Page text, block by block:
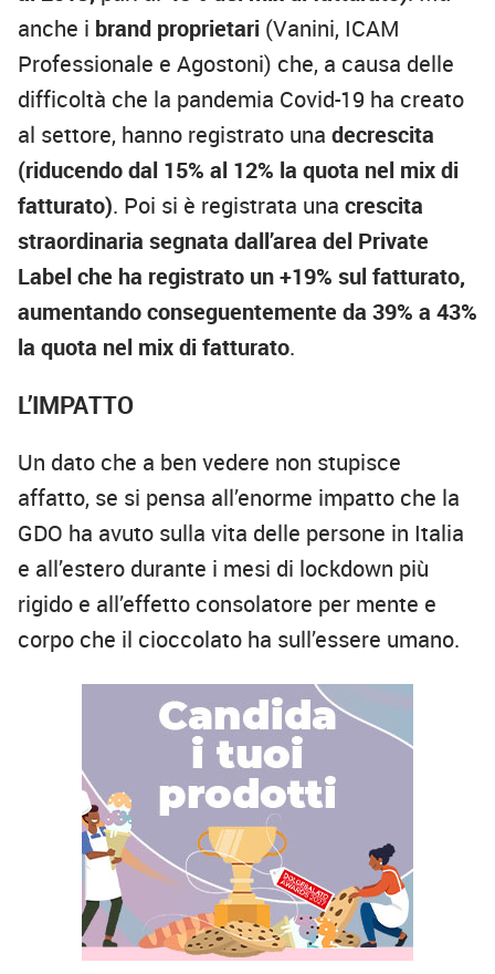
anche i brand proprietari (Vanini, ICAM
Professionale e Agostoni) che, a causa delle
difficoltà che la pandemia Covid-19 ha creato
al settore, hanno registrato una decrescita
(riducendo dal 15% al 12% la quota nel mix di
fatturato). Poi si è registrata una crescita
straordinaria segnata dall’area del Private
Label che ha registrato un +19% sul fatturato,
aumentando conseguentemente da 39% a 43%
la quota nel mix di fatturato.
L’IMPATTO
Un dato che a ben vedere non stupisce
affatto, se si pensa all’enorme impatto che la
GDO ha avuto sulla vita delle persone in Italia
e all’estero durante i mesi di lockdown più
rigido e all’effetto consolatore per mente e
corpo che il cioccolato ha sull’essere umano.